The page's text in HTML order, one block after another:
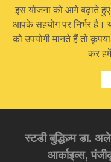
इस योजना को आगे बढ़ाते हुए
आपके सहयोग पर निर्भर है।
को उपयोगी मानते हैं तो
कर
स्टडी बुद्धिज़्म डा.
आर्काइव्स,